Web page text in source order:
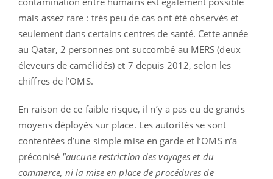
mais assez rare : très peu de cas ont été observés et
seulement dans certains centres de santé. Cette année
au Qatar, 2 personnes ont succombé au MERS (deux
éleveurs de camélidés) et 7 depuis 2012, selon les
chiffres de l’OMS.
En raison de ce faible risque, il n’y a pas eu de grands
moyens déployés sur place. Les autorités se sont
contentées d’une simple mise en garde et l’OMS n’a
préconisé "aucune restriction des voyages et du
commerce, ni la mise en place de procédures de